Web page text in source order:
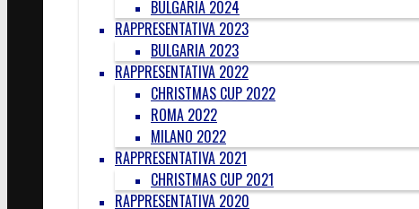
BULGARIA 2024
RAPPRESENTATIVA 2023
BULGARIA 2023
RAPPRESENTATIVA 2022
CHRISTMAS CUP 2022
ROMA 2022
MILANO 2022
RAPPRESENTATIVA 2021
CHRISTMAS CUP 2021
RAPPRESENTATIVA 2020